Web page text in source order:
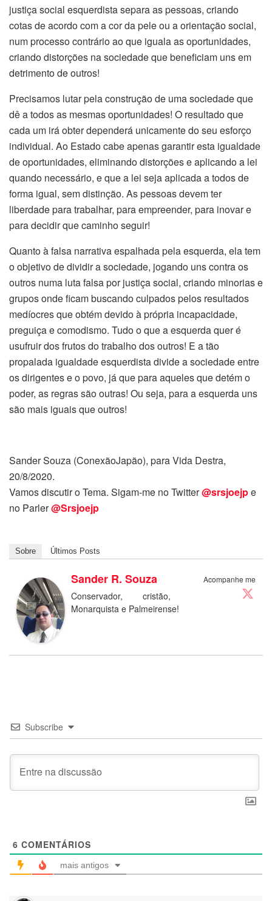
justiça social esquerdista separa as pessoas, criando
cotas de acordo com a cor da pele ou a orientação social,
num processo contrário ao que iguala as oportunidades,
criando distorções na sociedade que beneficiam uns em
detrimento de outros!
Precisamos lutar pela construção de uma sociedade que
dê a todos as mesmas oportunidades! O resultado que
cada um irá obter dependerá unicamente do seu esforço
individual. Ao Estado cabe apenas garantir esta igualdade
de oportunidades, eliminando distorções e aplicando a lei
quando necessário, e que a lei seja aplicada a todos de
forma igual, sem distinção. As pessoas devem ter
liberdade para trabalhar, para empreender, para inovar e
para decidir que caminho seguir!
Quanto à falsa narrativa espalhada pela esquerda, ela tem
o objetivo de dividir a sociedade, jogando uns contra os
outros numa luta falsa por justiça social, criando minorias e
grupos onde ficam buscando culpados pelos resultados
medíocres que obtém devido à própria incapacidade,
preguiça e comodismo. Tudo o que a esquerda quer é
usufruir dos frutos do trabalho dos outros! E a tão
propalada igualdade esquerdista divide a sociedade entre
os dirigentes e o povo, já que para aqueles que detém o
poder, as regras são outras! Ou seja, para a esquerda uns
são mais iguais que outros!
Sander Souza (ConexãoJapão), para Vida Destra,
20/8/2020.
Vamos discutir o Tema. Sigam-me no Twitter@srsjoejpe
no Parler@Srsjoejp
Sobre Últimos Posts
Acompanhe me
Sander R. Souza
Conservador, cristão,
Monarquista e Palmeirense!
Subscribe
6 COMENTÁRIOS
mais antigos